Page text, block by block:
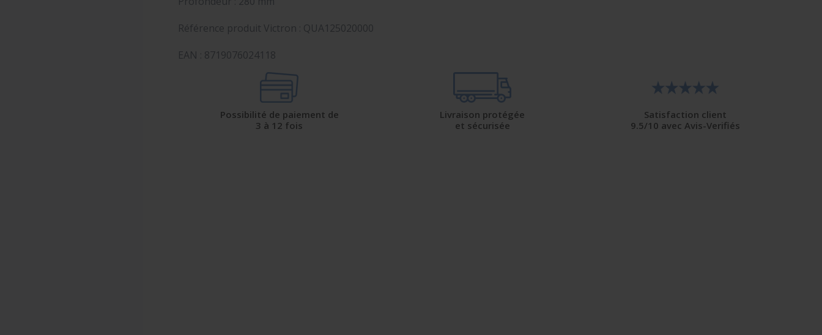
Référence produit Victron : QUA125020000
EAN : 8719076024118
Possibilité de paiement de
3 à 12 fois
Livraison protégée
et sécurisée
Satisfaction client
9.5/10 avec Avis-Verifiés